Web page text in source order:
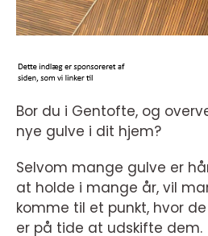
Bor du i Gentofte, og
nye gulve i dit hjem?
Selvom mange gulve er
at holde i mange år, vil
komme til et punkt, hvor
er på tide at udskifte dem.